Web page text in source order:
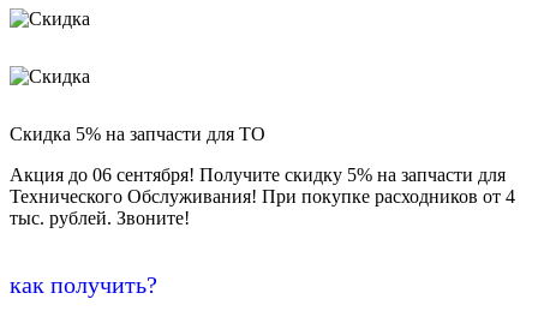
Скидка 5% на запчасти для ТО
Акция до 06 сентября! Получите скидку 5% на запчасти для
Технического Обслуживания! При покупке расходников от 4
тыс. рублей. Звоните!
как получить?